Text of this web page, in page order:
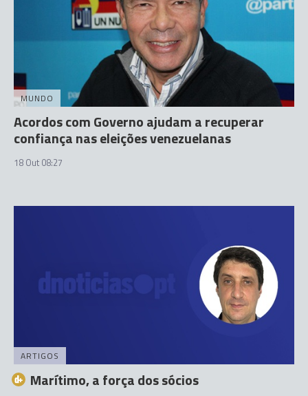
MUNDO
Acordos com Governo ajudam a recuperar
confiança nas eleições venezuelanas
18 Out 08:27
ARTIGOS
Marítimo, a força dos sócios